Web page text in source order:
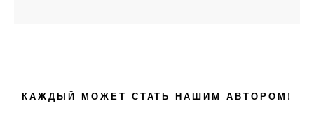
КАЖДЫЙ МОЖЕТ СТАТЬ НАШИМ АВТОРОМ!